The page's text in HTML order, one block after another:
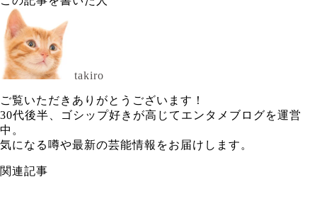
takiro
ご覧いただきありがとうございます！
30代後半、ゴシップ好きが高じてエンタメブログを運営
中。
気になる噂や最新の芸能情報をお届けします。
関連記事